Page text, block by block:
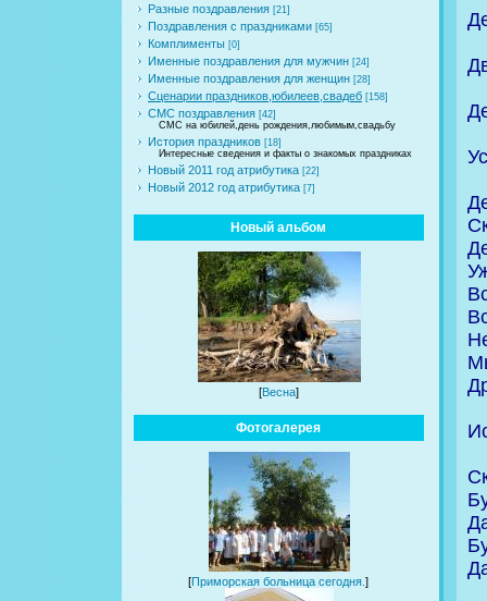
Разные поздравления [21]
Поздравления с праздниками [65]
Комплименты [0]
Именные поздравления для мужчин [24]
Именные поздравления для женщин [28]
Сценарии праздников,юбилеев,свадеб [158]
СМС поздравления [42]
СМС на юбилей,день рождения,любимым,свадьбу
История праздников [18]
Интересные сведения и факты о знакомых праздниках
Новый 2011 год атрибутика [22]
Новый 2012 год атрибутика [7]
Новый альбом
[Весна]
Фотогалерея
[Приморская больница сегодня.]